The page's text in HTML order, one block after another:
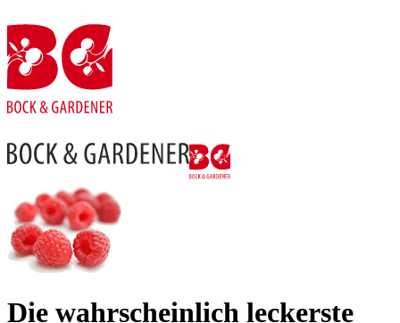
Die wahr­schein­lich leckerste